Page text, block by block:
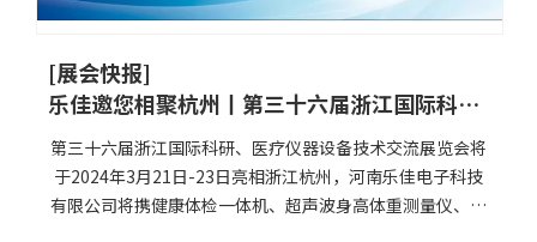
[展会快报]
乐佳邀您相聚杭州丨第三十六届浙江国际科研、医疗仪器设备技术交流展览会
第三十六届浙江国际科研、医疗仪器设备技术交流展览会将
于2024年3月21日-23日亮相浙江杭州，河南乐佳电子科技
有限公司将携健康体检一体机、超声波身高体重测量仪、婴